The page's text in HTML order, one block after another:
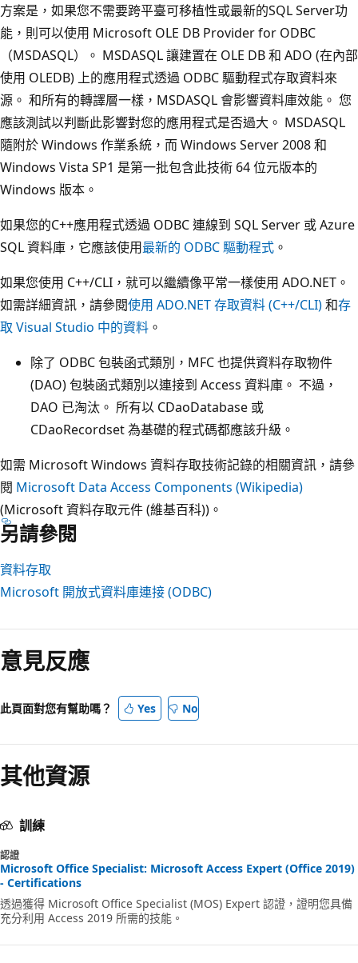
方案是，如果您不需要跨平臺可移植性或最新的SQL Server功
能，則可以使用 Microsoft OLE DB Provider for ODBC
（MSDASQL）。 MSDASQL 讓建置在 OLE DB 和 ADO (在內部
使用 OLEDB) 上的應用程式透過 ODBC 驅動程式存取資料來
源。 和所有的轉譯層一樣，MSDASQL 會影響資料庫效能。 您
應該測試以判斷此影響對您的應用程式是否過大。 MSDASQL
隨附於 Windows 作業系統，而 Windows Server 2008 和
Windows Vista SP1 是第一批包含此技術 64 位元版本的
Windows 版本。
如果您的C++應用程式透過 ODBC 連線到 SQL Server 或 Azure
SQL 資料庫，它應該使用最新的 ODBC 驅動程式 。
如果您使用 C++/CLI，就可以繼續像平常一樣使用 ADO.NET。
如需詳細資訊，請參閱使用 ADO.NET 存取資料 (C++/CLI)和存
取 Visual Studio 中的資料 。
除了 ODBC 包裝函式類別，MFC 也提供資料存取物件
(DAO) 包裝函式類別以連接到 Access 資料庫。 不過，
DAO 已淘汰。 所有以 CDaoDatabase 或
CDaoRecordset 為基礎的程式碼都應該升級。
如需 Microsoft Windows 資料存取技術記錄的相關資訊，請參
閱 Microsoft Data Access Components (Wikipedia)
(Microsoft 資料存取元件 (維基百科))。
另請參閱
資料存取
Microsoft 開放式資料庫連接 (ODBC)
讀
模
已
用
意見反應
此頁面對您有幫助嗎？ Yes No
其他資源
訓練
認證
Microsoft Office Specialist: Microsoft Access Expert (Office 2019)
- Certifications
透過獲得 Microsoft Office Specialist (MOS) Expert 認證，證明您具備
充分利用 Access 2019 所需的技能。